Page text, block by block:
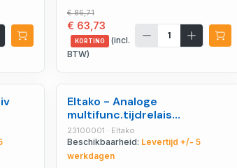
€ 86,71
€ 63,73
KORTING
(incl.
BTW)
Eltako - Analoge
multifunc.tijdrelais
univ.stuursp. 1NO 16A -
23100001
23100001 · Eltako
Beschikbaarheid: Levertijd +/- 5
werkdagen